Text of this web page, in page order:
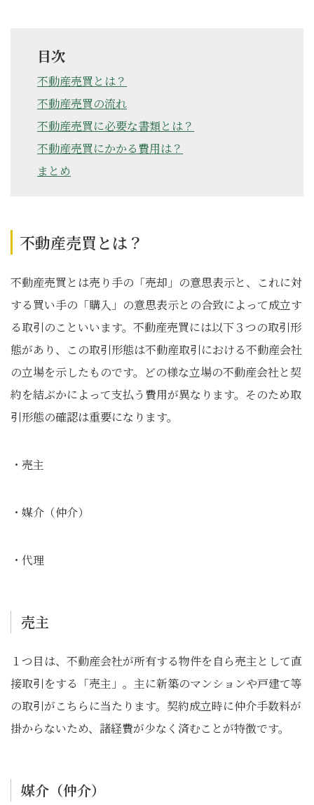
目次
不動産売買とは？
不動産売買の流れ
不動産売買に必要な書類とは？
不動産売買にかかる費用は？
まとめ
不動産売買とは？
不動産売買とは売り手の「売却」の意思表示と、これに対
する買い手の「購入」の意思表示との合致によって成立す
る取引のこといいます。不動産売買には以下３つの取引形
態があり、この取引形態は不動産取引における不動産会社
の立場を示したものです。どの様な立場の不動産会社と契
約を結ぶかによって支払う費用が異なります。そのため取
引形態の確認は重要になります。
・売主
・媒介（仲介）
・代理
売主
１つ目は、不動産会社が所有する物件を自ら売主として直
接取引をする「売主」。主に新築のマンションや戸建て等
の取引がこちらに当たります。契約成立時に仲介手数料が
掛からないため、諸経費が少なく済むことが特徴です。
媒介（仲介）